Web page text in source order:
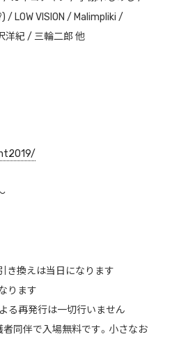
LOW VISION / Malimpliki /
洋紀 / 三輪二郎 他
き換えは当日になります
ります
る再発行は一切行いません
同伴で入場無料です。小さなお